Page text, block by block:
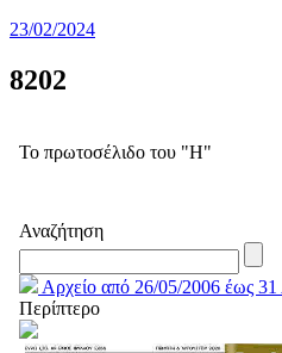
23/02/2024
8202
Το πρωτοσέλιδο του "Η"
Αναζήτηση
Αρχείο από 26/05/2006 έως
Περίπτερο